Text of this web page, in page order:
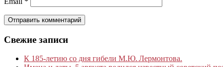
Свежие записи
К 185‑летию со дня гибели М.Ю. Лермонтова.